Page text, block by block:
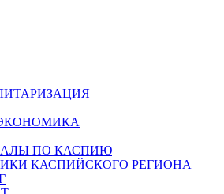
ПО КАСПИЮ
КАСПИЙСКОГО РЕГИОНА